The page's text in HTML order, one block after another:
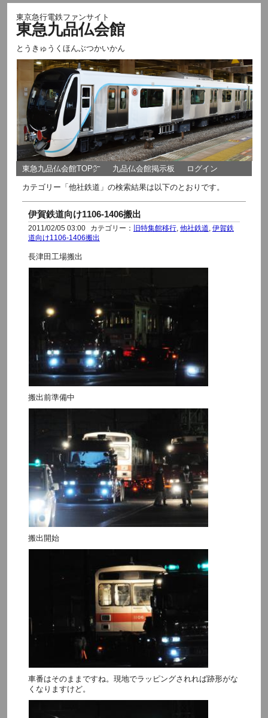
東京急行電鉄ファンサイト
東急九品仏会館
とうきゅうくほんぶつかいかん
東急九品仏会館TOP㌻ 九品仏会館掲示板 ログイン
カテゴリー「他社鉄道」の検索結果は以下のとおりです。
伊賀鉄道向け1106-1406搬出
2011/02/05 03:00 カテゴリー： 旧特集館移行, 他社鉄道 伊賀鉄
道向け1106-1406搬出
長津田工場搬出
搬出前準備中
搬出開始
車番はそのままですね。現地でラッピングされれば跡形がな
くなりますけど。